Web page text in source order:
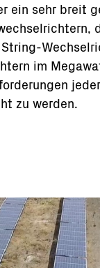
ein sehr breit
im
zu werden.